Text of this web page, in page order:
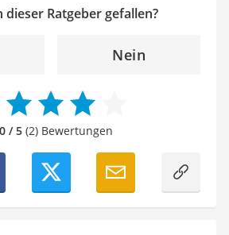
dieser Ratgeber gefallen?
Nein
/ 5(2) Bewertungen